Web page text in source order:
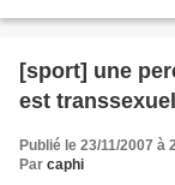
[sport] une
est
Publié le 23/11/2007 à
Par caphi